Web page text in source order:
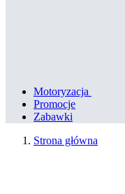
Motoryzacja
Promocje
Zabawki
Strona główna